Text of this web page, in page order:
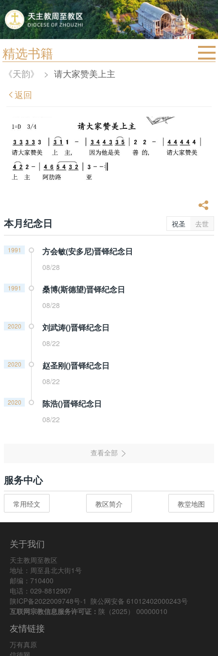
精选书籍
首页
宗教法规
教区简介
信仰文萃
教会圣月
《天韵》 > 请大家赞美上主
返回
本月纪念日 祝圣 去世
1991 方会敏(安多尼)晋铎纪念日
08/28
1991 桑博(斯德望)晋铎纪念日
08/28
2020 刘武涛()晋铎纪念日
08/22
2020 赵圣刚()晋铎纪念日
08/22
2020 陈浩()晋铎纪念日
08/22
服务中心
常用经文 教区简介 教堂地图
关于我们
天主教周至教区
地址：周至县北大街1号
邮编：710400
电话：029-8812907
陕ICP备2022009748号-1 陕公网安备 61012402000243号
互联网宗教信息服务许可证： 陕（2025） 00000010
友情链接
万有真原